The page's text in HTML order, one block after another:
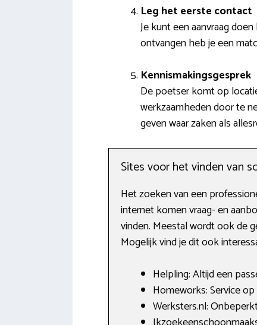
Leg het eerste contact
Je kunt een aanvraag
ontvangen heb je een
Kennismakingsgesprek
De poetser komt op
werkzaamheden door te
geven waar zaken als
Sites voor het vinden van
Het zoeken van een
internet komen vraag- en
vinden. Meestal wordt ook de
Mogelijk vind je dit ook
Helpling: Altijd een
Homeworks: Service
Werksters.nl: